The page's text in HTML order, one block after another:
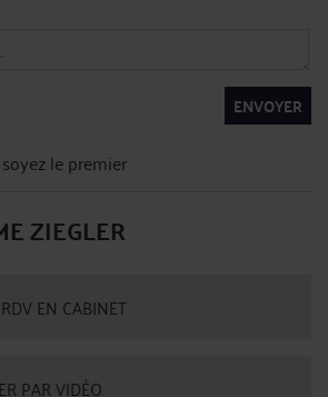
ENVOYER
le premier
ZIEGLER
EN CABINET
PAR VIDÉO